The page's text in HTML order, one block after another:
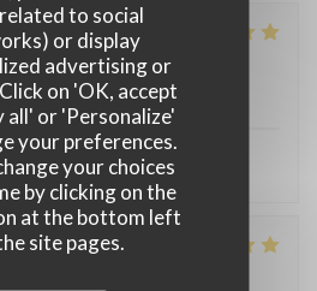
to social
or display
advertising or
on 'OK, accept
all' or 'Personalize'
your preferences.
your choices
by clicking on the
at the bottom left
site pages.
2
5/5 Food: 5/5 Value:5/5
buonissima